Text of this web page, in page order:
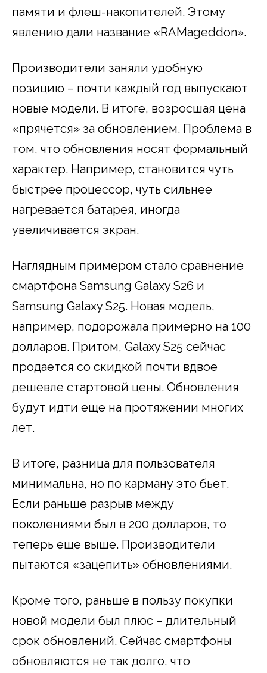
памяти и флеш-накопителей. Этому
явлению дали название «RAMageddon».
Производители заняли удобную
позицию – почти каждый год выпускают
новые модели. В итоге, возросшая цена
«прячется» за обновлением. Проблема в
том, что обновления носят формальный
характер. Например, становится чуть
быстрее процессор, чуть сильнее
нагревается батарея, иногда
увеличивается экран.
Наглядным примером стало сравнение
смартфона Samsung Galaxy S26 и
Samsung Galaxy S25. Новая модель,
например, подорожала примерно на 100
долларов. Притом, Galaxy S25 сейчас
продается со скидкой почти вдвое
дешевле стартовой цены. Обновления
будут идти еще на протяжении многих
лет.
В итоге, разница для пользователя
минимальна, но по карману это бьет.
Если раньше разрыв между
поколениями был в 200 долларов, то
теперь еще выше. Производители
пытаются «зацепить» обновлениями.
Кроме того, раньше в пользу покупки
новой модели был плюс – длительный
срок обновлений. Сейчас смартфоны
обновляются не так долго, что